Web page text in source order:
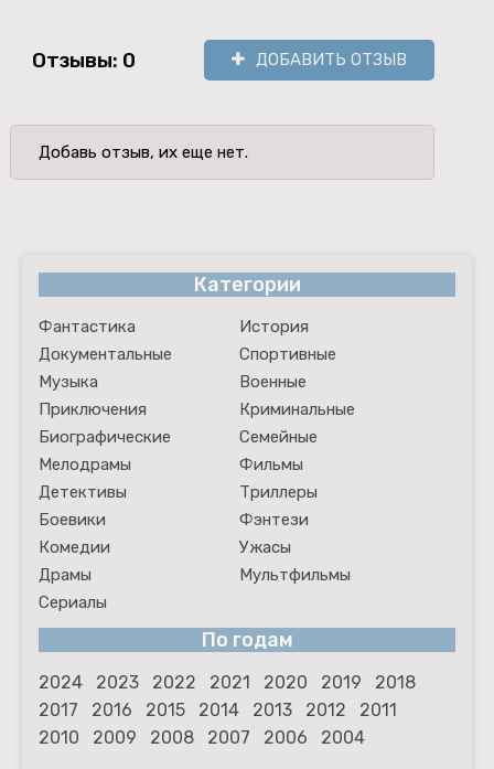
Отзывы: 0 ДОБАВИТЬ ОТЗЫВ
Добавь отзыв, их еще нет.
Категории
Фантастика
История
Документальные
Спортивные
Музыка
Военные
Приключения
Криминальные
Биографические
Семейные
Мелодрамы
Фильмы
Детективы
Триллеры
Боевики
Фэнтези
Комедии
Ужасы
Драмы
Мультфильмы
Сериалы
По годам
2024 2023 2022 2021 2020 2019
2018
2017
2016 2015 2014 2013 2012
2011
2010
2009 2008 2007 2006 2004